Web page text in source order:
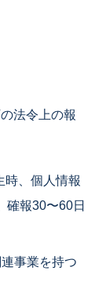
法令上の報
時、個人情報
確報30〜60日
事業を持つ